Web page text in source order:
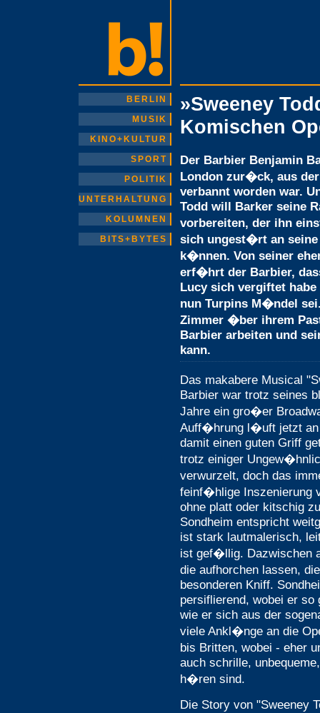
BERLIN
MUSIK
KINO+KULTUR
SPORT
POLITIK
UNTERHALTUNG
KOLUMNEN
BITS+BYTES
»Sweeney
Komischen
Der Barbier Benjamin
London zur�ck, aus
verbannt worden war.
Todd will Barker seine
vorbereiten, der ihn
sich ungest�rt an seine
k�nnen. Von seiner
erf�hrt der Barbier,
Lucy sich vergiftet
nun Turpins M�ndel
Zimmer �ber ihrem
Barbier arbeiten und
kann.
Das makabere Musical
Barbier war trotz seines
Jahre ein gro�er
Auff�hrung l�uft jetzt an
damit einen guten Griff
trotz einiger
verwurzelt, doch das
feinf�hlige Inszenierung
ohne platt oder kitschig
Sondheim entspricht
ist stark lautmalerisch,
ist gef�llig. Dazwischen
die aufhorchen lassen,
besonderen Kniff.
persiflierend, wobei er
wie er sich aus der
viele Ankl�nge an die
bis Britten, wobei - eher
auch schrille,
h�ren sind.
Die Story von "Sweeney